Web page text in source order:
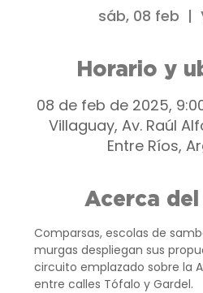
sáb, 08 feb
  |
Horario y
08 de feb de 2025,
Villaguay, Av. Raúl
Entre Ríos,
Acerca
Comparsas, escolas de
murgas despliegan sus
circuito emplazado sobre la
entre calles Tófalo y Gardel.